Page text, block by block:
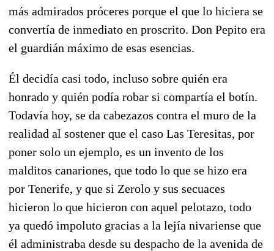
más admirados próceres porque el que lo hiciera se
convertía de inmediato en proscrito. Don Pepito era
el guardián máximo de esas esencias.
Él decidía casi todo, incluso sobre quién era
honrado y quién podía robar si compartía el botín.
Todavía hoy, se da cabezazos contra el muro de la
realidad al sostener que el caso Las Teresitas, por
poner solo un ejemplo, es un invento de los
malditos canariones, que todo lo que se hizo era
por Tenerife, y que si Zerolo y sus secuaces
hicieron lo que hicieron con aquel pelotazo, todo
ya quedó impoluto gracias a la lejía nivariense que
él administraba desde su despacho de la avenida de